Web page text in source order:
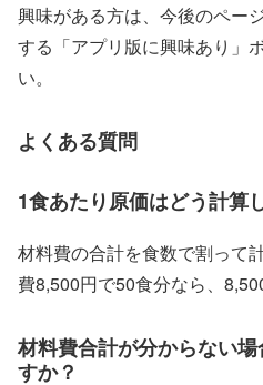
興味がある方は、今後のペー
する「アプリ版に興味あり」
い。
よくある質問
1食あたり原価はどう計算
材料費の合計を食数で割って
費8,500円で50食分なら、
材料費合計が分からない
すか？